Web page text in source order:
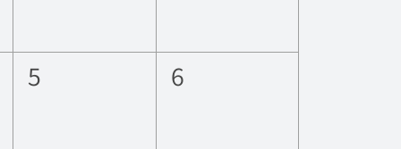
0
5
0
6